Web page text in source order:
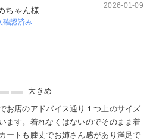
ちゃん様
確認済み
2026-01-09
大きめ
お店のアドバイス通り１つ上のサイズ
ます。着れなくはないのでそのまま着
ートも膝丈でお姉さん感があり満足で